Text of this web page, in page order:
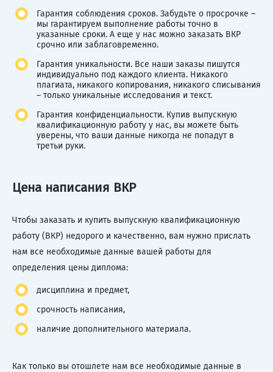
Гарантия соблюдения сроков. Забудьте о просрочке –
мы гарантируем выполнение работы точно в
указанные сроки. А еще у нас можно заказать ВКР
срочно или заблаговременно.
Гарантия уникальности. Все наши заказы пишутся
индивидуально под каждого клиента. Никакого
плагиата, никакого копирования, никакого списывания
– только уникальные исследования и текст.
Гарантия конфиденциальности. Купив выпускную
квалификационную работу у нас, вы можете быть
уверены, что ваши данные никогда не попадут в
третьи руки.
Цена написания ВКР
Чтобы заказать и купить выпускную квалификационную
работу (ВКР) недорого и качественно, вам нужно прислать
нам все необходимые данные вашей работы для
определения цены диплома:
дисциплина и предмет,
срочность написания,
наличие дополнительного материала.
Как только вы отошлете нам все необходимые данные в